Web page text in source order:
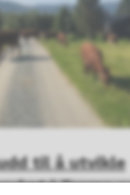
til å utvikle
i Troms